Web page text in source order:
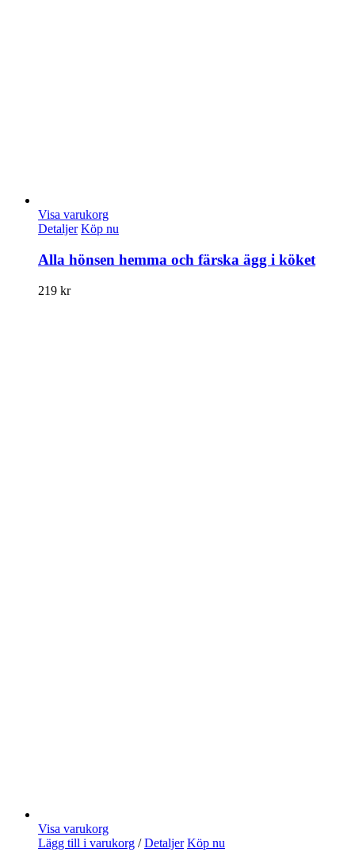
Visa varukorg
Detaljer Köp nu
Alla hönsen hemma och färska ägg i köket
219 kr
Visa varukorg
Lägg till i varukorg / Detaljer Köp nu